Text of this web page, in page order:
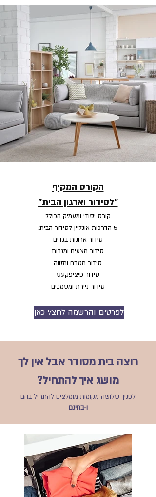
הקורס המקיף
"לסידור וארגון הבית"
קורס יסודי ומעמיק הכולל
5 הדרכות אונליין לסידור הבית:
סידור ארונות בגדים
סידור מצעים ומגבות
סידור מטבח ומזווה
סידור פיציפקעס
סידור ניירת ומסמכים
לפרטים והרשמה לחצ/י כאן
רוצה בית מסודר אבל אין לך
מושג איך להתחיל?
לפניך שלושה מקומות מומלצים להתחיל בהם
ו-בחינם